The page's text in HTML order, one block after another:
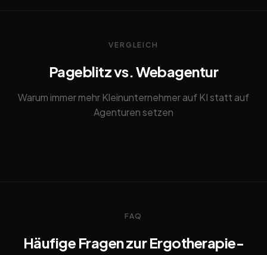
VERGLEICH
Pageblitz vs. Webagentur
Warum immer mehr Kleinunternehmer auf KI statt auf
Agenturen setzen
FAQ
Häufige Fragen zur Ergotherapie-